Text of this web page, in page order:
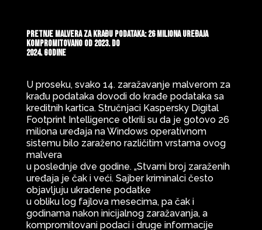
Pretnje malvera za krađu podataka: 26 miliona uređaja
kompromitovano od 2023. do
2024. godine
U proseku, svako 14. zaražavanje malverom za
krađu podataka dovodi do krađe podataka sa
kreditnih kartica. Stručnjaci Kaspersky Digital
Footprint Intelligence otkrili su da je gotovo 26
miliona uređaja na Windows operativnom
sistemu bilo zaraženo različitim vrstama ovog
malvera
u poslednje dve godine. „Stvarni broj zaraženih
uređaja je čak i veći. Sajber kriminalci često
objavljuju ukradene podatke
u obliku log fajlova mesecima, pa čak i
godinama nakon inicijalnog zaražavanja, a
kompromitovani podaci i druge informacije